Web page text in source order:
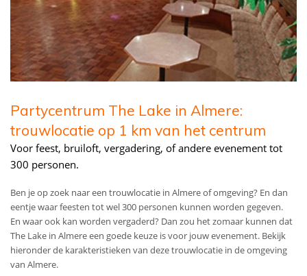
Partycentrum The Lake in Almere:
trouwlocatie op 1 km van het centrum
Voor feest, bruiloft, vergadering, of andere evenement tot
300 personen.
Ben je op zoek naar een trouwlocatie in Almere of omgeving? En dan
eentje waar feesten tot wel 300 personen kunnen worden gegeven.
En waar ook kan worden vergaderd? Dan zou het zomaar kunnen dat
The Lake in Almere een goede keuze is voor jouw evenement. Bekijk
hieronder de karakteristieken van deze trouwlocatie in de omgeving
van Almere.